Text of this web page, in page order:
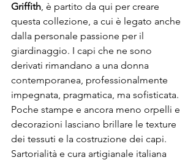
Griffith, è partito da qui per creare
questa collezione, a cui è legato anche
dalla personale passione per il
giardinaggio. I capi che ne sono
derivati rimandano a una donna
contemporanea, professionalmente
impegnata, pragmatica, ma sofisticata.
Poche stampe e ancora meno orpelli e
decorazioni lasciano brillare le texture
dei tessuti e la costruzione dei capi.
Sartorialità e cura artigianale italiana